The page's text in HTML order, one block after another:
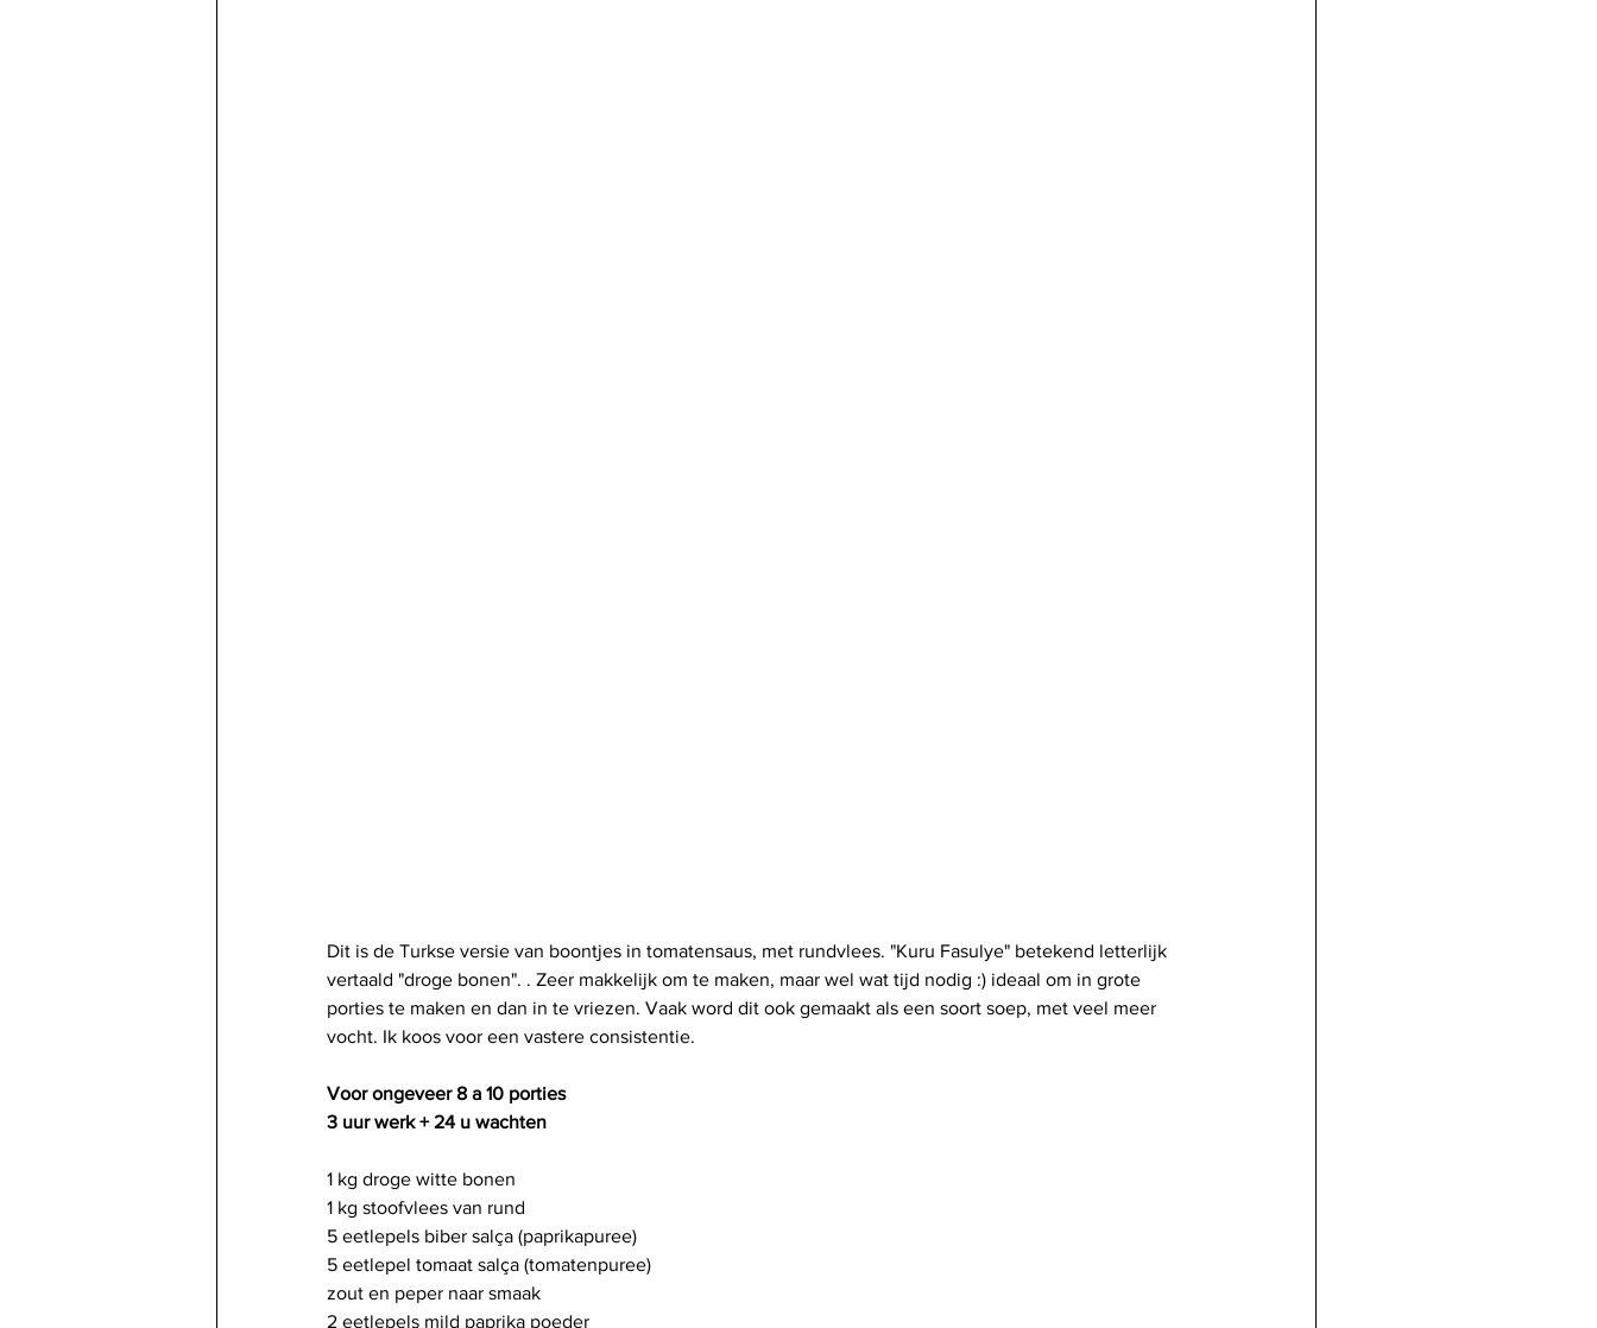
Dit is de Turkse versie van boontjes in tomatensaus, met rundvlees. "Kuru Fasulye" betekend letterlijk
vertaald "droge bonen". . Zeer makkelijk om te maken, maar wel wat tijd nodig :) ideaal om in grote
porties te maken en dan in te vriezen. Vaak word dit ook gemaakt als een soort soep, met veel meer
vocht. Ik koos voor een vastere consistentie.
Voor ongeveer 8 a 10 porties
3 uur werk + 24 u wachten
1 kg droge witte bonen
1 kg stoofvlees van rund
5 eetlepels biber salça (paprikapuree)
5 eetlepel tomaat salça (tomatenpuree)
zout en peper naar smaak
2 eetlepels mild paprika poeder